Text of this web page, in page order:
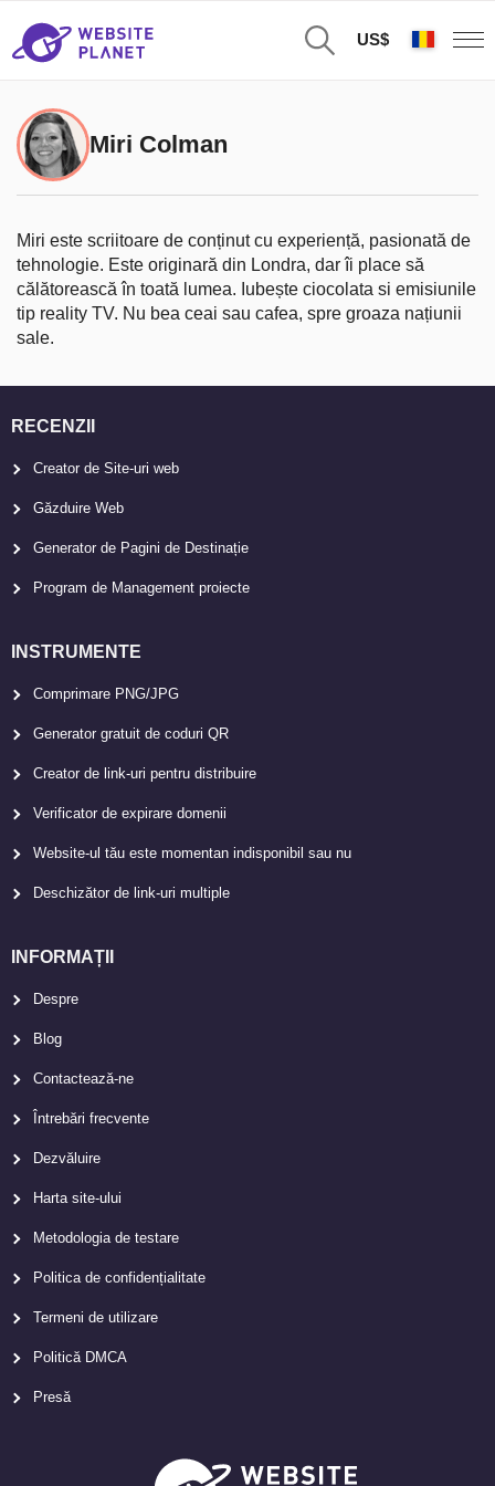
US$
Miri Colman
Miri este scriitoare de conținut cu experiență, pasionată de
tehnologie. Este originară din Londra, dar îi place să
călătorească în toată lumea. Iubește ciocolata si emisiunile
tip reality TV. Nu bea ceai sau cafea, spre groaza națiunii
sale.
RECENZII
Creator de Site-uri web
Găzduire Web
Generator de Pagini de Destinație
Program de Management proiecte
INSTRUMENTE
Comprimare PNG/JPG
Generator gratuit de coduri QR
Creator de link-uri pentru distribuire
Verificator de expirare domenii
Website-ul tău este momentan indisponibil sau nu
Deschizător de link-uri multiple
INFORMAȚII
Despre
Blog
Contactează-ne
Întrebări frecvente
Dezvăluire
Harta site-ului
Metodologia de testare
Politica de confidențialitate
Termeni de utilizare
Politică DMCA
Presă